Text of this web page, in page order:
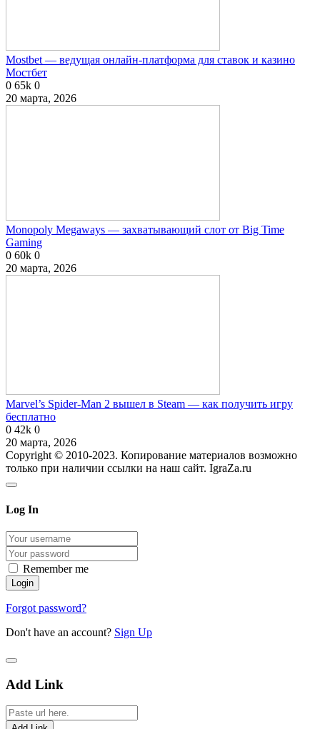
Mostbet — ведущая онлайн-платформа для ставок и казино
Мостбет
0 65k 0
20 марта, 2026
Monopoly Megaways — захватывающий слот от Big Time
Gaming
0 60k 0
20 марта, 2026
Marvel’s Spider-Man 2 вышел в Steam — как получить игру
бесплатно
0 42k 0
20 марта, 2026
Copyright © 2010-2023. Копирование материалов возможно
только при наличии ссылки на наш сайт. IgraZa.ru
Log In
Remember me
Forgot password?
Don't have an account? Sign Up
Add Link